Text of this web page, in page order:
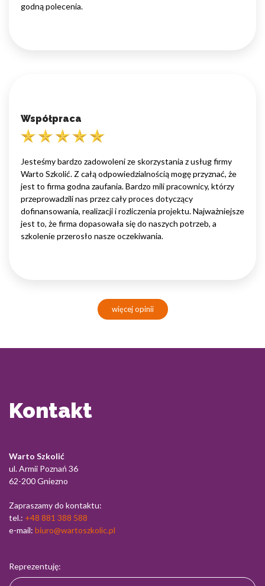
godną polecenia.
Współpraca
Jesteśmy bardzo zadowoleni ze skorzystania z usług firmy
Warto Szkolić. Z całą odpowiedzialnością mogę przyznać, że
jest to firma godna zaufania. Bardzo mili pracownicy, którzy
przeprowadzili nas przez cały proces dotyczący
dofinansowania, realizacji i rozliczenia projektu. Najważniejsze
jest to, że firma dopasowała się do naszych potrzeb, a
szkolenie przerosło nasze oczekiwania.
więcej opinii
Kontakt
Warto Szkolić
ul. Armii Poznań 36
62-200 Gniezno
Zapraszamy do kontaktu:
tel.: +48 881 388 588
e-mail: biuro@wartoszkolic.pl
Reprezentuję: